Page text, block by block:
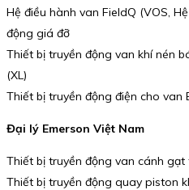
Hệ điều hành van FieldQ (VOS,
động giá đỡ
Thiết bị truyền động van khí nén
(XL)
Thiết bị truyền động điện cho van
Đại lý Emerson Việt Nam
Thiết bị truyền động van cánh
Thiết bị truyền động quay piston